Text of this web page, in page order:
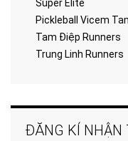
Super Elite
Pickleball Vicem
Tam Điệp Runners
Trung Linh Runners
ĐĂNG KÍ NHẬN